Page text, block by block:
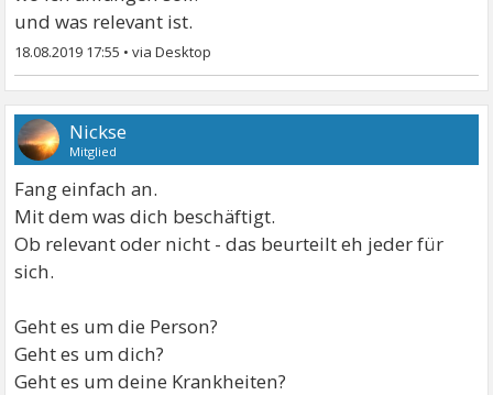
und was relevant ist.
18.08.2019 17:55 •
Nickse
Mitglied
Fang einfach an.
Mit dem was dich beschäftigt.
Ob relevant oder nicht - das beurteilt eh jeder für
sich.
Geht es um die Person?
Geht es um dich?
Geht es um deine Krankheiten?